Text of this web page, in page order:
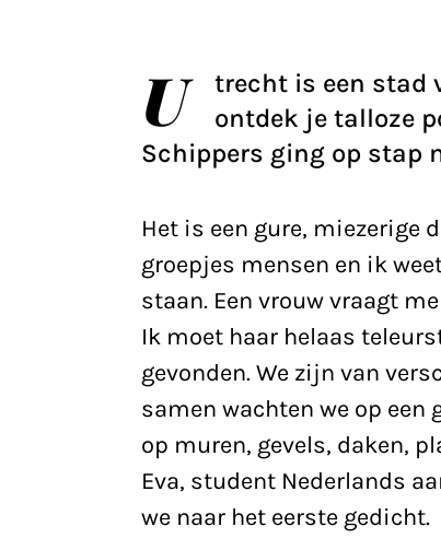
U
trecht is een stad
ontdek je talloze
Schippers ging op stap
Het is een gure, miezerige
groepjes mensen en ik
staan. Een vrouw vraagt
Ik moet haar helaas
gevonden. We zijn van
samen wachten we op een
op muren, gevels, daken,
Eva, student Nederlands
we naar het eerste gedicht.